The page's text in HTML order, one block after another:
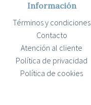
Información
Términos y condiciones
Contacto
Atención al cliente
Política de privacidad
Política de cookies